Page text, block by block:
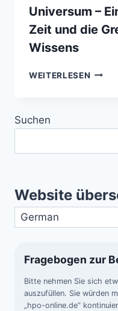
Universum –
Zeit und die
Wissens
WEITERLESEN
Suchen
Website
Fragebogen zur
Bitte nehmen Sie sich
auszufüllen. Sie würden
„hpo-online.de“